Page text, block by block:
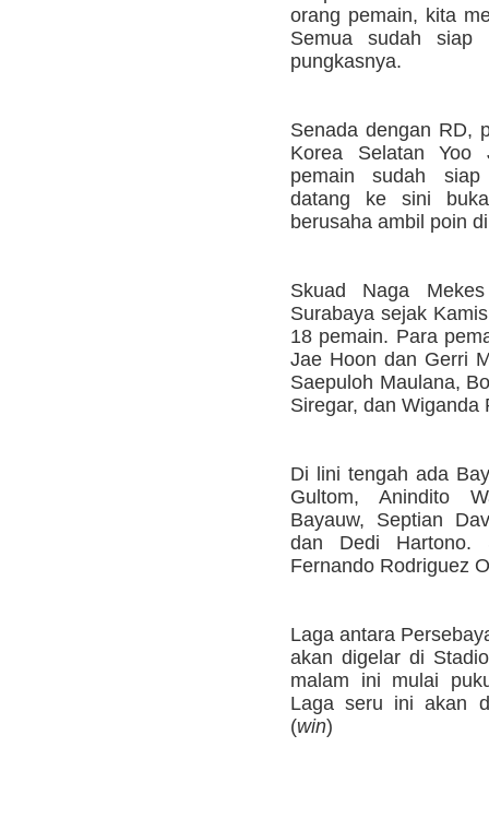
orang pemain, kita
Semua sudah siap
pungkasnya.
Senada dengan RD,
Korea Selatan Yoo
pemain sudah siap
datang ke sini
berusaha ambil poin
Skuad Naga
Surabaya sejak
18 pemain. Para
Jae Hoon dan Gerri
Saepuloh Maulana,
Siregar, dan Wiganda
Di lini tengah ada
Gultom, Anindito
Bayauw, Septian
dan Dedi Hartono.
Fernando Rodriguez
Laga antara
akan digelar di
malam ini mulai
Laga seru ini akan
(win)